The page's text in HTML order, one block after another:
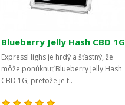
Blueberry Jelly Hash CBD 1G
ExpressHighs je hrdý a šťastný, že
môže ponúknuť Blueberry Jelly Hash
CBD 1G, pretože je t..